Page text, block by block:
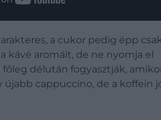
a cukor pedig épp
kávé aromáit, de ne nyomja el
főleg délután fogyasztják,
újabb cappuccino, de a koffein